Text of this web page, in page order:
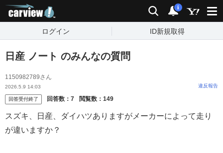
検索 通知
i
ログイン ID新規取得
日産 ノート のみんなの質問
1150982789さん
2026.5.9 14:03 違反報告
回答受付終了 回答数： 7 閲覧数： 149
スズキ、日産、ダイハツありますがメーカーによって走り
が違いますか？